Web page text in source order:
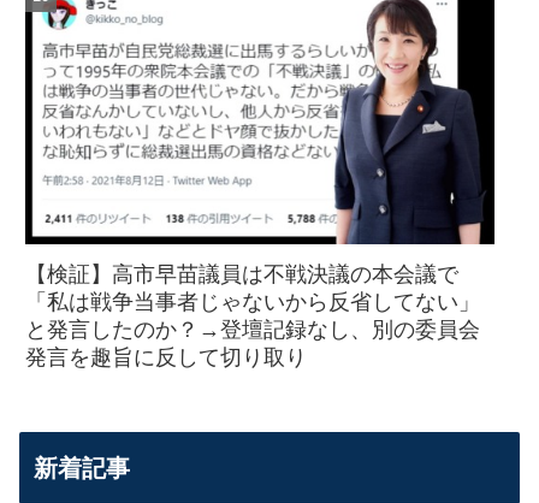
【検証】高市早苗議員は不戦決議の本会議で
「私は戦争当事者じゃないから反省してない」
と発言したのか？→登壇記録なし、別の委員会
発言を趣旨に反して切り取り
新着記事